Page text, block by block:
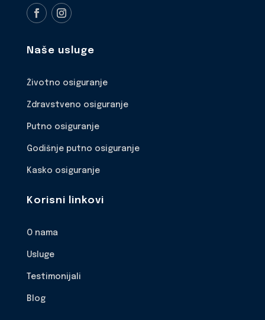
Naše usluge
Životno osiguranje
Zdravstveno osiguranje
Putno osiguranje
Godišnje putno osiguranje
Kasko osiguranje
Korisni linkovi
O nama
Usluge
Testimonijali
Blog